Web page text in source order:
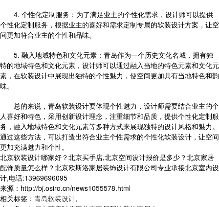
4. 个性化定制服务：为了满足业主的个性化需求，设计师可以提供
个性化定制服务，根据业主的喜好和需求定制专属的软装设计方案，让空
间更加符合业主的个性和品味。
5. 融入地域特色和文化元素：青岛作为一个历史文化名城，拥有独
特的地域特色和文化元素，设计师可以通过融入当地的特色元素和文化元
素，在软装设计中展现出独特的个性魅力，使空间更加具有当地特色和韵
味。
总的来说，青岛软装设计要体现个性魅力，设计师需要结合业主的个
人喜好和特色，采用创新设计理念，注重细节和品质，提供个性化定制服
务，融入地域特色和文化元素等多种方式来展现独特的设计风格和魅力。
通过这些方法，可以打造出符合业主个性需求的个性化软装设计，让空间
更加充满魅力和个性。
北京软装设计哪家好？北京买手店,北京空间设计报价是多少？北京家居
配饰质量怎么样？北京欧斯洛家居装饰设计有限公司专业承接北京室内设
计,电话:13969696095
来源：http://bj.osiro.cn/news1055578.html
相关标签： 青岛软装设计,